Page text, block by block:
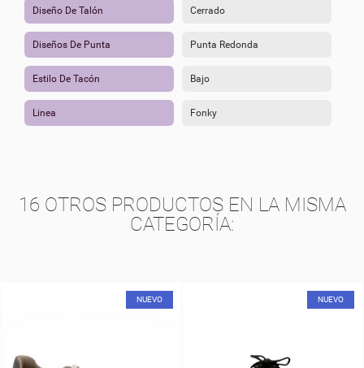
Diseño De Talón Cerrado
Diseños De Punta Punta Redonda
Estilo De Tacón Bajo
Linea Fonky
16 OTROS PRODUCTOS EN LA MISMA
CATEGORÍA:
NUEVO NUEVO